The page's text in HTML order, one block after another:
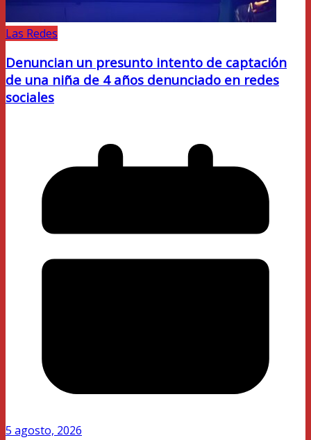
Las Redes
Denuncian un presunto intento de captación
de una niña de 4 años denunciado en redes
sociales
5 agosto, 2026